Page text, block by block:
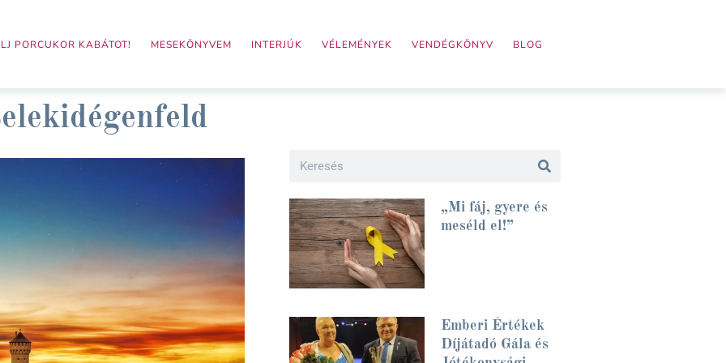
PORCUKOR KABÁTOT! MESEKÖNYVEM INTERJÚK VÉLEMÉNYEK VENDÉGKÖNYV BLOG
Search
„Mi fáj, gyere és
meséld el!”
Emberi Értékek
Díjátadó Gála és